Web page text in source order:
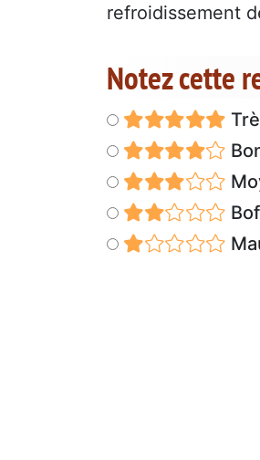
refroidissement
Notez cette
Bof